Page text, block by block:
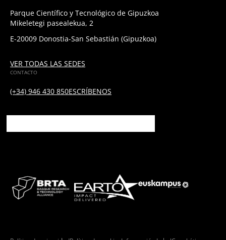
Parque Científico y Tecnológico de Gipuzkoa
Mikeletegi pasealekua, 2
E-20009 Donostia-San Sebastián (Gipuzkoa)
VER TODAS LAS SEDES
CONTACTO
(+34) 946 430 850ESCRÍBENOS